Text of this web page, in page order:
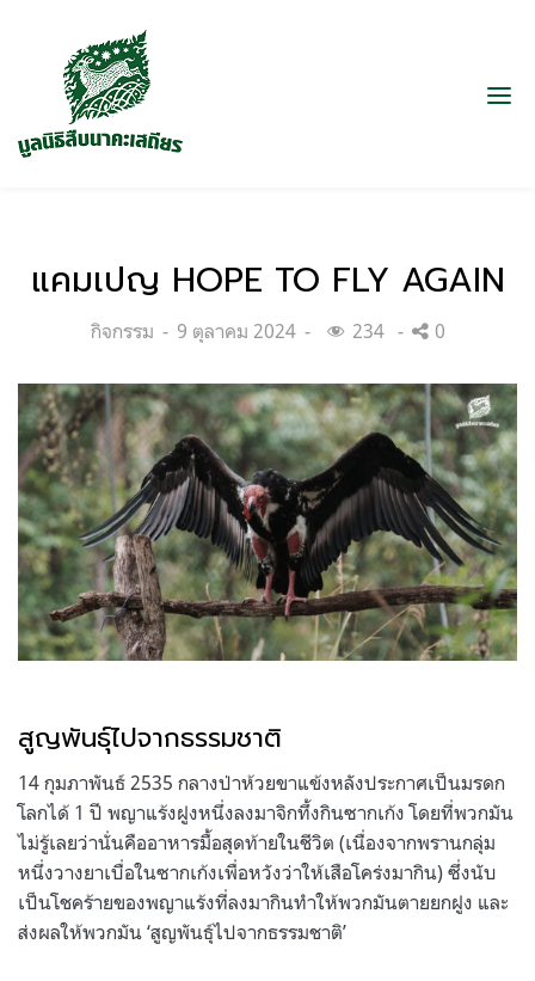
แคมเปญ HOPE TO FLY AGAIN
Categories:
กิจกรรม
Posted
9 ตุลาคม 2024 234 0
สูญพันธุ์ไปจากธรรมชาติ
14 กุมภาพันธ์ 2535 กลางป่าห้วยขาแข้งหลังประกาศเป็นมรดก
โลกได้ 1 ปี พญาแร้งฝูงหนึ่งลงมาจิกทึ้งกินซากเก้ง โดยที่พวกมัน
ไม่รู้เลยว่านั่นคืออาหารมื้อสุดท้ายในชีวิต (เนื่องจากพรานกลุ่ม
หนึ่งวางยาเบื่อในซากเก้งเพื่อหวังว่าให้เสือโคร่งมากิน) ซึ่งนับ
เป็นโชคร้ายของพญาแร้งที่ลงมากินทำให้พวกมันตายยกฝูง และ
ส่งผลให้พวกมัน ‘สูญพันธุ์ไปจากธรรมชาติ’